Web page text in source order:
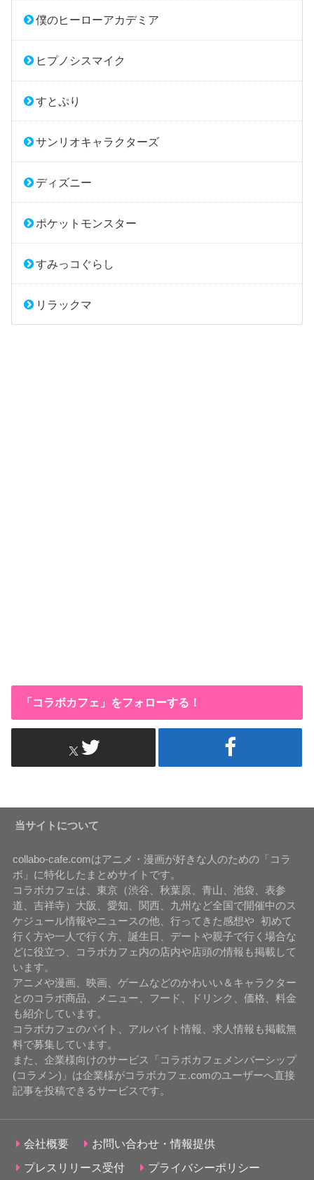
僕のヒーローアカデミア
ヒプノシスマイク
すとぷり
サンリオキャラクターズ
ディズニー
ポケットモンスター
すみっコぐらし
リラックマ
「コラボカフェ」をフォローする！
当サイトについて
collabo-cafe.comはアニメ・漫画が好きな人のための「コラ
ボ」に特化したまとめサイトです。
コラボカフェは、東京（渋谷、秋葉原、青山、池袋、表参
道、吉祥寺）大阪、愛知、関西、九州など全国で開催中のス
ケジュール情報やニュースの他、行ってきた感想や 初めて
行く方や一人で行く方、誕生日、デートや親子で行く場合な
どに役立つ、コラボカフェ内の店内や店頭の情報も掲載して
います。
アニメや漫画、映画、ゲームなどのかわいい＆キャラクター
とのコラボ商品、メニュー、フード、ドリンク、価格、料金
も紹介しています。
コラボカフェのバイト、アルバイト情報、求人情報も掲載無
料で募集しています。
また、企業様向けのサービス「コラボカフェメンバーシップ
(コラメン)」は企業様がコラボカフェ.comのユーザーへ直接
記事を投稿できるサービスです。
会社概要
お問い合わせ・情報提供
プレスリリース受付
プライバシーポリシー